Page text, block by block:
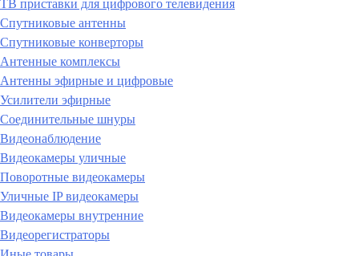
ТВ приставки для цифрового телевидения
Спутниковые антенны
Спутниковые конверторы
Антенные комплексы
Антенны эфирные и цифровые
Усилители эфирные
Соединительные шнуры
Видеонаблюдение
Видеокамеры уличные
Поворотные видеокамеры
Уличные IP видеокамеры
Видеокамеры внутренние
Видеорегистраторы